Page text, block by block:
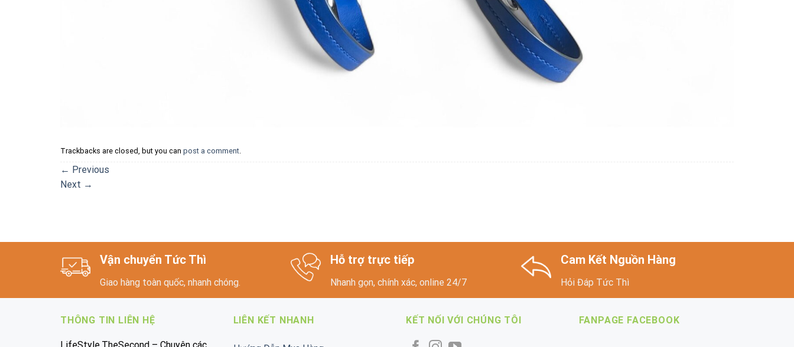
Trackbacks are closed, but you can post a comment.
← Previous
Next →
Vận chuyển Tức Thì
Giao hàng toàn quốc, nhanh chóng.
Hỗ trợ trực tiếp
Nhanh gọn, chính xác, online 24/7
Cam Kết Nguồn Hàng
Hỏi Đáp Tức Thì
THÔNG TIN LIÊN HỆ LIÊN KẾT NHANH KẾT NỐI VỚI CHÚNG TÔI FANPAGE FACEBOOK